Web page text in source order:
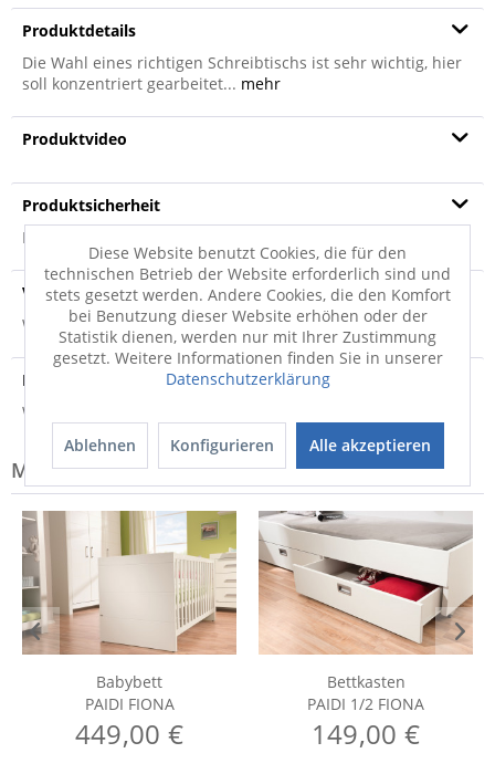
Produktdetails
Die Wahl eines richtigen Schreibtischs ist sehr wichtig, hier
soll konzentriert gearbeitet... mehr
Produktvideo
Produktsicherheit
Produktsicherheit
Versandinfo
Weitere Informationen zum Versand...
Hersteller
Weitere Informationen zum Hersteller...
Modell-Familie: FIONA
Babybett
PAIDI FIONA
449,00 €
Bettkasten
PAIDI 1/2 FIONA
149,00 €
Diese Website benutzt Cookies, die für den
technischen Betrieb der Website erforderlich sind und
stets gesetzt werden. Andere Cookies, die den Komfort
bei Benutzung dieser Website erhöhen oder der
Statistik dienen, werden nur mit Ihrer Zustimmung
gesetzt. Weitere Informationen finden Sie in unserer
Datenschutzerklärung
Ablehnen Konfigurieren Alle akzeptieren